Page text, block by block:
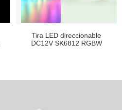
Tira LED direccionable
DC12V SK6812 RGBW